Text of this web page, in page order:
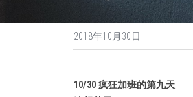
2018年10月30日
10/30 疯狂加班的第九天